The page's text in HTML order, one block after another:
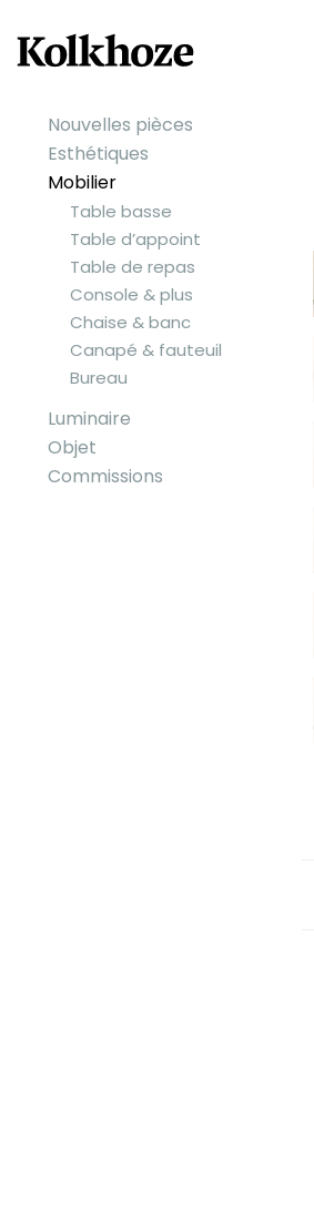
Nouvelles pièces
Esthétiques
Mobilier
Table basse
Table d’appoint
Table de repas
Console & plus
Chaise & banc
Canapé & fauteuil
Bureau
Luminaire
Objet
Commissions